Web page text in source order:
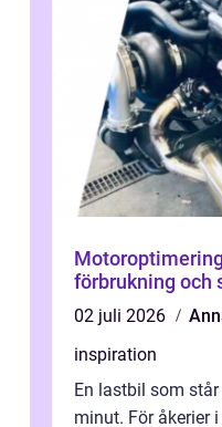
Motoroptimering mer kraft,
förbrukning och
02 juli 2026
inspiration
En lastbil som
minut. För åkerier